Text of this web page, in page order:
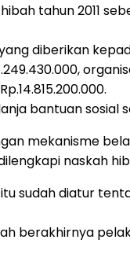
tahun 2011
diberikan
bantuan sosial
mekanisme
naskah
sudah diatur
berakhirnya